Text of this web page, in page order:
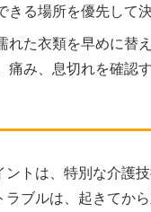
きる場所を優先して決
れた衣類を早めに替
痛み、息切れを確認す
ントは、特別な介護
ラブルは、起きてか